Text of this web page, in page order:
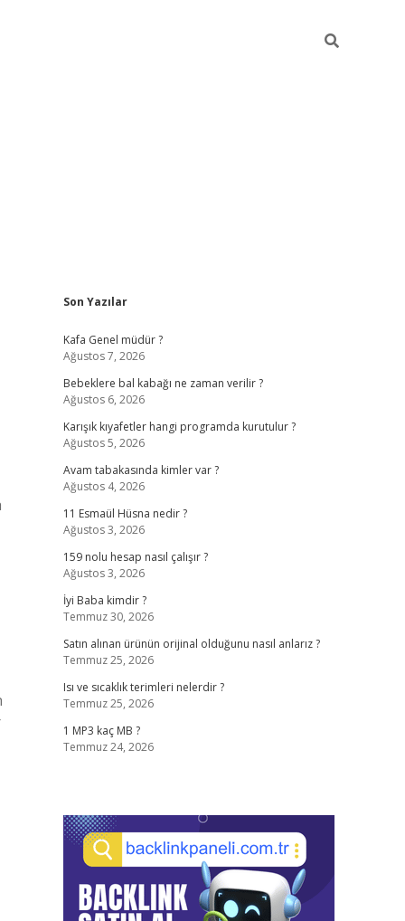
Sidebar
Son Yazılar
Kafa Genel müdür ?
Ağustos 7, 2026
Bebeklere bal kabağı ne zaman verilir ?
Ağustos 6, 2026
Karışık kıyafetler hangi programda kurutulur ?
Ağustos 5, 2026
Avam tabakasında kimler var ?
Ağustos 4, 2026
11 Esmaül Hüsna nedir ?
Ağustos 3, 2026
159 nolu hesap nasıl çalışır ?
Ağustos 3, 2026
İyi Baba kimdir ?
Temmuz 30, 2026
Satın alınan ürünün orijinal olduğunu nasıl anlarız ?
Temmuz 25, 2026
Isı ve sıcaklık terimleri nelerdir ?
Temmuz 25, 2026
1 MP3 kaç MB ?
Temmuz 24, 2026